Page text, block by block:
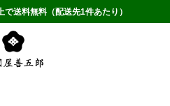
送料無料（配送先1件あたり）